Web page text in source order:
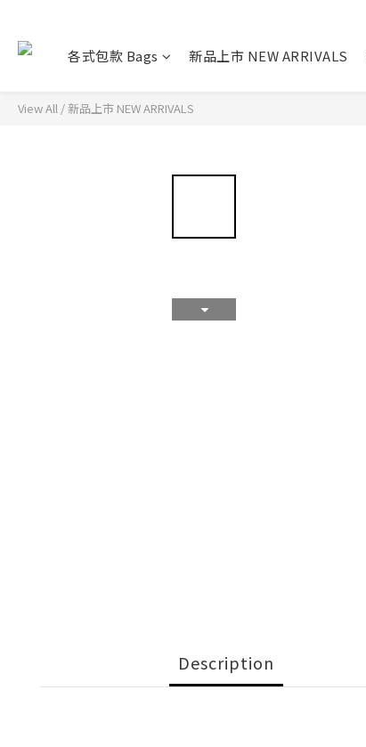
各式包款 Bags 新品上市 NEW ARRIVALS
View All /新品上市 NEW ARRIVALS
Description